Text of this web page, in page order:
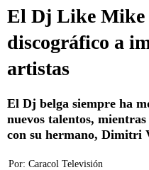
El Dj Like Mike
discográfico a
artistas
El Dj belga siempre ha
nuevos talentos,
con su hermano, Dimitri
Por: Caracol Televisión